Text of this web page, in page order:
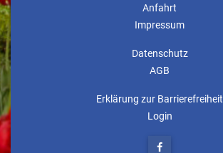
Anfahrt
Impressum
Datenschutz
AGB
Erklärung zur Barrierefreiheit
Login